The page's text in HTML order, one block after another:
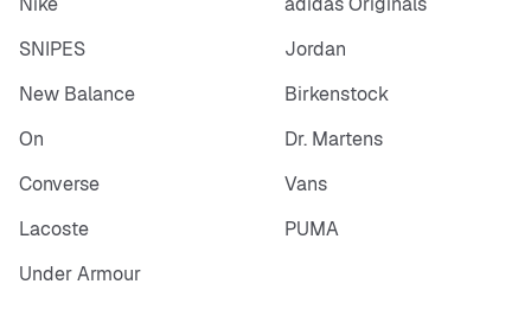
SNIPES
Jordan
New Balance
Birkenstock
On
Dr. Martens
Converse
Vans
Lacoste
PUMA
Under Armour